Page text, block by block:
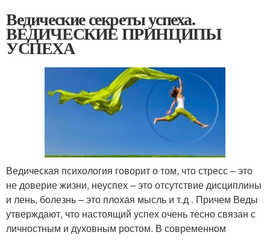
Ведические секреты успеха.
ВЕДИЧЕСКИЕ ПРИНЦИПЫ
УСПЕХА
Ведическая психология говорит о том, что стресс – это
не доверие жизни, неуспех – это отсутствие дисциплины
и лень, болезнь – это плохая мысль и т.д . Причем Веды
утверждают, что настоящий успех очень тесно связан с
личностным и духовным ростом. В современном